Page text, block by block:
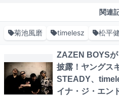
関連
菊池風磨 timelesz 松平健
ZAZEN BOYS
披露！ヤングス
STEADY、
イナ・ジ・エン